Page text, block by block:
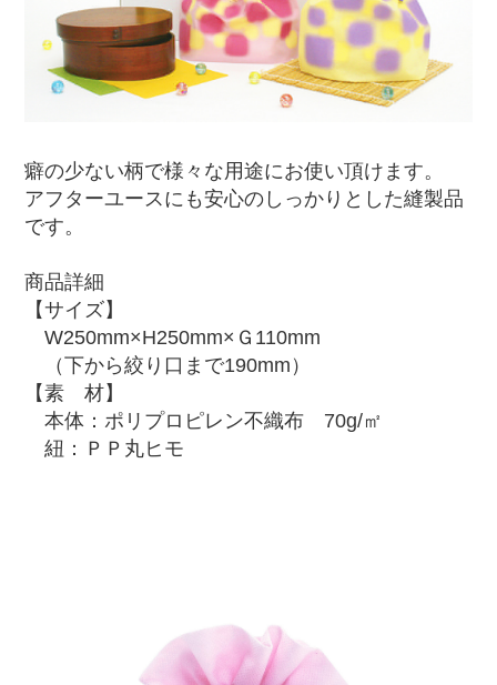
癖の少ない柄で様々な用途にお使い頂けます。
アフターユースにも安心のしっかりとした縫製品
です。
商品詳細
【サイズ】
W250mm×H250mm×Ｇ110mm
（下から絞り口まで190mm）
【素 材】
本体：ポリプロピレン不織布 70g/㎡
紐：ＰＰ丸ヒモ